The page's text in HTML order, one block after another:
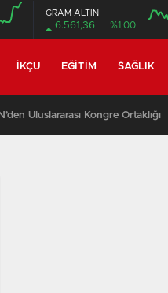
GRAM ALTIN
6.561,36 %1,00
İKÇU EĞITIM SAĞLIK
Uluslararası Kongre Ortaklığı